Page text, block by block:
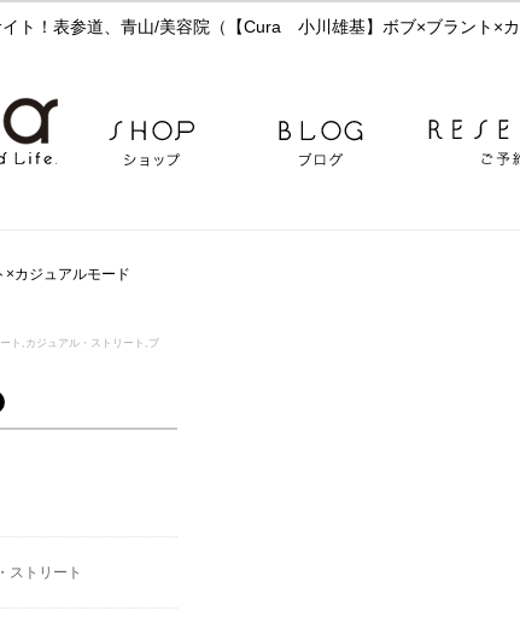
ト！表参道、青山/美容院（【Cura 小川雄基】ボブ×ブラント×カ
カジュアルモード
ート,カジュアル・ストリート,ブ
ストリート